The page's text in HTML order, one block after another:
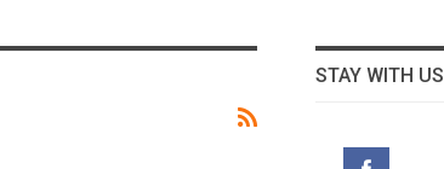
STAY WITH US